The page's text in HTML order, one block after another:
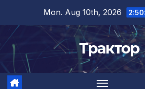
content
Mon. Aug 10th, 2026
Трактор